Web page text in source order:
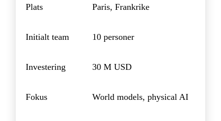
Plats Paris, Frankrike
Initialt team 10 personer
Investering 30 M USD
Fokus World models, physical AI